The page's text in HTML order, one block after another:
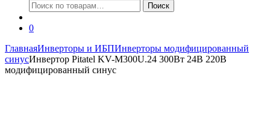
Искать:
Поиск
0
ГлавнаяИнверторы и ИБПИнверторы модифицированный
синусИнвертор Pitatel KV-M300U.24 300Вт 24В 220В
модифицированный синус